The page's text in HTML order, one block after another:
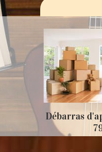
Débarras